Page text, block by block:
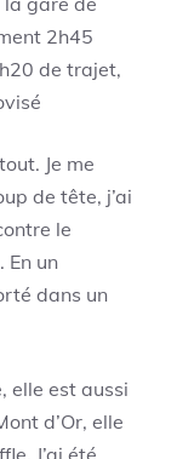
2h45
de trajet,
Je me
de tête, j’ai
le
En un
dans un
elle est aussi
d’Or, elle
J’ai été